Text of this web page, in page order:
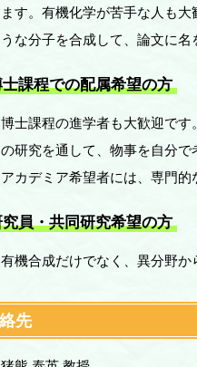
ます。有機化学が苦手な人も
うな分子を合成して、論文に
課程での配属希望の方
博士課程の進学者も大歓迎で
の研究を通して、物事を自分
アカデミア希望者には、専門
員・共同研究希望の方
有機合成だけでなく、異分野
先